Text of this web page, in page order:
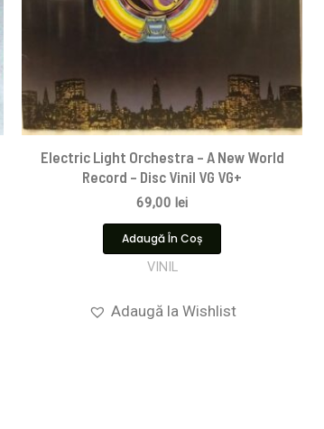
Electric Light Orchestra – A New World
Record – Disc Vinil VG VG+
69,00 lei
Adaugă În Coș
VINIL
Adaugă la Wishlist